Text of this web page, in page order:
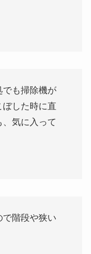
でも掃除機が
ぼした時に直
、気に入って
階段や狭い